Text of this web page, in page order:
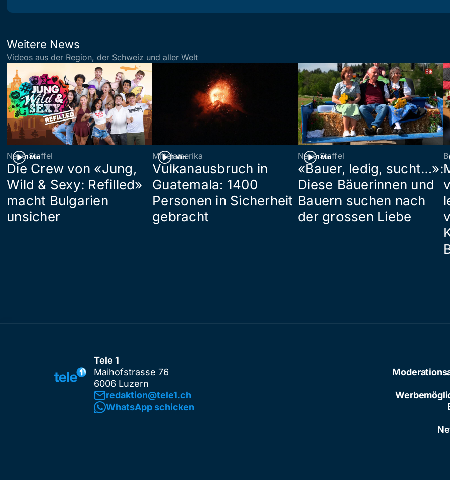
Weitere News
Videos aus der Region, der Schweiz und aller Welt
1 Min
Neue Staffel
Die Crew von «Jung,
Wild & Sexy: Refilled»
macht Bulgarien
unsicher
1 Min
Mittelamerika
Vulkanausbruch in
Guatemala: 1400
Personen in Sicherheit
gebracht
1 Min
Neue Staffel
«Bauer, ledig, sucht…»:
Diese Bäuerinnen und
Bauern suchen nach
der grossen Liebe
Tele 1
Maihofstrasse 76
6006 Luzern
redaktion@tele1.ch
WhatsApp schicken